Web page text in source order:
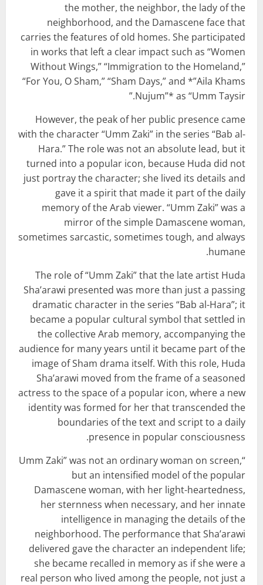
the mother, the neighbor, the lady of the
neighborhood, and the Damascene face that
carries the features of old homes. She participated
in works that left a clear impact such as “Women
Without Wings,” “Immigration to the Homeland,”
“For You, O Sham,” “Sham Days,” and *”Aila Khams
Nujum”* as “Umm Taysir.”
However, the peak of her public presence came
with the character “Umm Zaki” in the series “Bab al-
Hara.” The role was not an absolute lead, but it
turned into a popular icon, because Huda did not
just portray the character; she lived its details and
gave it a spirit that made it part of the daily
memory of the Arab viewer. “Umm Zaki” was a
mirror of the simple Damascene woman,
sometimes sarcastic, sometimes tough, and always
humane.
The role of “Umm Zaki” that the late artist Huda
Sha’arawi presented was more than just a passing
dramatic character in the series “Bab al-Hara”; it
became a popular cultural symbol that settled in
the collective Arab memory, accompanying the
audience for many years until it became part of the
image of Sham drama itself. With this role, Huda
Sha’arawi moved from the frame of a seasoned
actress to the space of a popular icon, where a new
identity was formed for her that transcended the
boundaries of the text and script to a daily
presence in popular consciousness.
“Umm Zaki” was not an ordinary woman on screen,
but an intensified model of the popular
Damascene woman, with her light-heartedness,
her sternness when necessary, and her innate
intelligence in managing the details of the
neighborhood. The performance that Sha’arawi
delivered gave the character an independent life;
she became recalled in memory as if she were a
real person who lived among the people, not just a